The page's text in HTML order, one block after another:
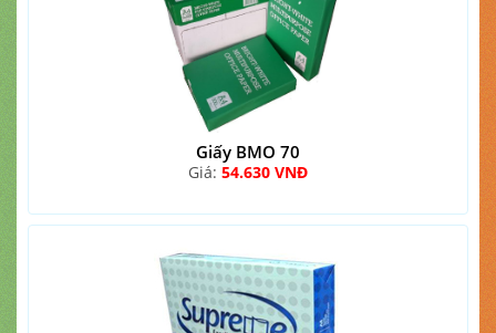
Giấy BMO 70
Giá: 54.630 VNĐ